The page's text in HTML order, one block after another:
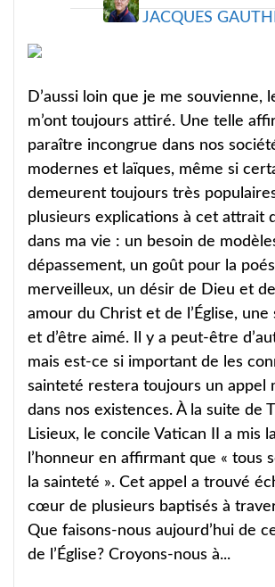
JACQUES
D’aussi loin que je me souvienne,
m’ont toujours attiré. Une telle
paraître incongrue dans nos
modernes et laïques, même si
demeurent toujours très
plusieurs explications à cet attrait
dans ma vie : un besoin de
dépassement, un goût pour la
merveilleux, un désir de Dieu et
amour du Christ et de l’Église, une
et d’être aimé. Il y a peut-être
mais est-ce si important de les
sainteté restera toujours un appel
dans nos existences. À la suite de
Lisieux, le concile Vatican II a mis
l’honneur en affirmant que « tous
la sainteté ». Cet appel a trouvé
cœur de plusieurs baptisés à
Que faisons-nous aujourd’hui de
de l’Église? Croyons-nous à...